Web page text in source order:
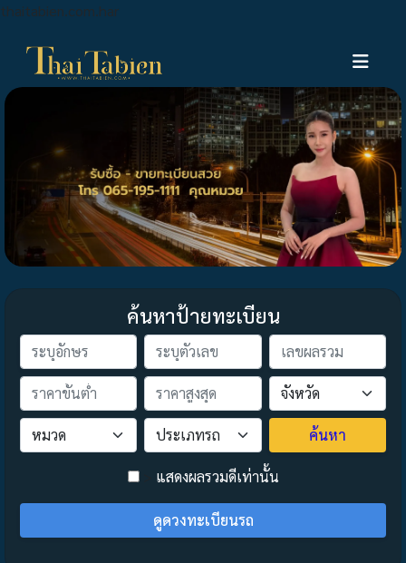
thaitabien.com.har
ค้นหาป้ายทะเบียน
ค้นหา
> แสดงผลรวมดีเท่านั้น
ดูดวงทะเบียนรถ